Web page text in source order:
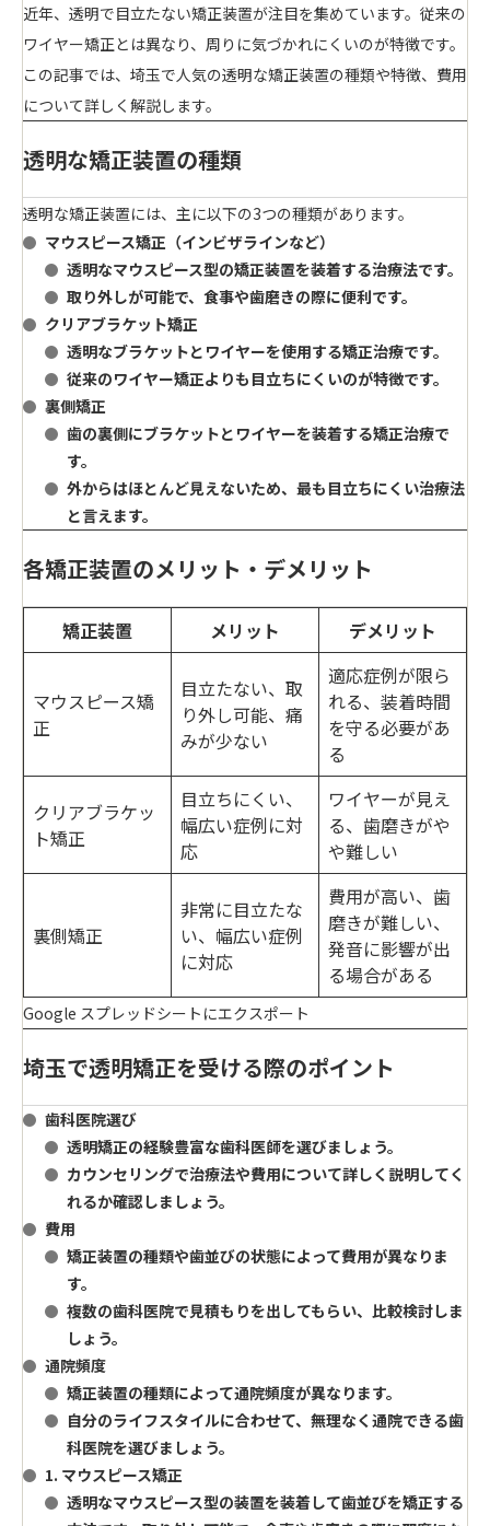
近年、透明で目立たない矯正装置が注目を集めています。従来の
ワイヤー矯正とは異なり、周りに気づかれにくいのが特徴です。
この記事では、埼玉で人気の透明な矯正装置の種類や特徴、費用
について詳しく解説します。
透明な矯正装置の種類
透明な矯正装置には、主に以下の3つの種類があります。
マウスピース矯正（インビザラインなど）
透明なマウスピース型の矯正装置を装着する治療法です。
取り外しが可能で、食事や歯磨きの際に便利です。
クリアブラケット矯正
透明なブラケットとワイヤーを使用する矯正治療です。
従来のワイヤー矯正よりも目立ちにくいのが特徴です。
裏側矯正
歯の裏側にブラケットとワイヤーを装着する矯正治療で
す。
外からはほとんど見えないため、最も目立ちにくい治療法
と言えます。
各矯正装置のメリット・デメリット
矯正装置 メリット デメリット
マウスピース矯
正
目立たない、取
り外し可能、痛
みが少ない
適応症例が限ら
れる、装着時間
を守る必要があ
る
クリアブラケッ
ト矯正
目立ちにくい、
幅広い症例に対
応
ワイヤーが見え
る、歯磨きがや
や難しい
裏側矯正
非常に目立たな
い、幅広い症例
に対応
費用が高い、歯
磨きが難しい、
発音に影響が出
る場合がある
Google スプレッドシートにエクスポート
埼玉で透明矯正を受ける際のポイント
歯科医院選び
透明矯正の経験豊富な歯科医師を選びましょう。
カウンセリングで治療法や費用について詳しく説明してく
れるか確認しましょう。
費用
矯正装置の種類や歯並びの状態によって費用が異なりま
す。
複数の歯科医院で見積もりを出してもらい、比較検討しま
しょう。
通院頻度
矯正装置の種類によって通院頻度が異なります。
自分のライフスタイルに合わせて、無理なく通院できる歯
科医院を選びましょう。
1. マウスピース矯正
透明なマウスピース型の装置を装着して歯並びを矯正する